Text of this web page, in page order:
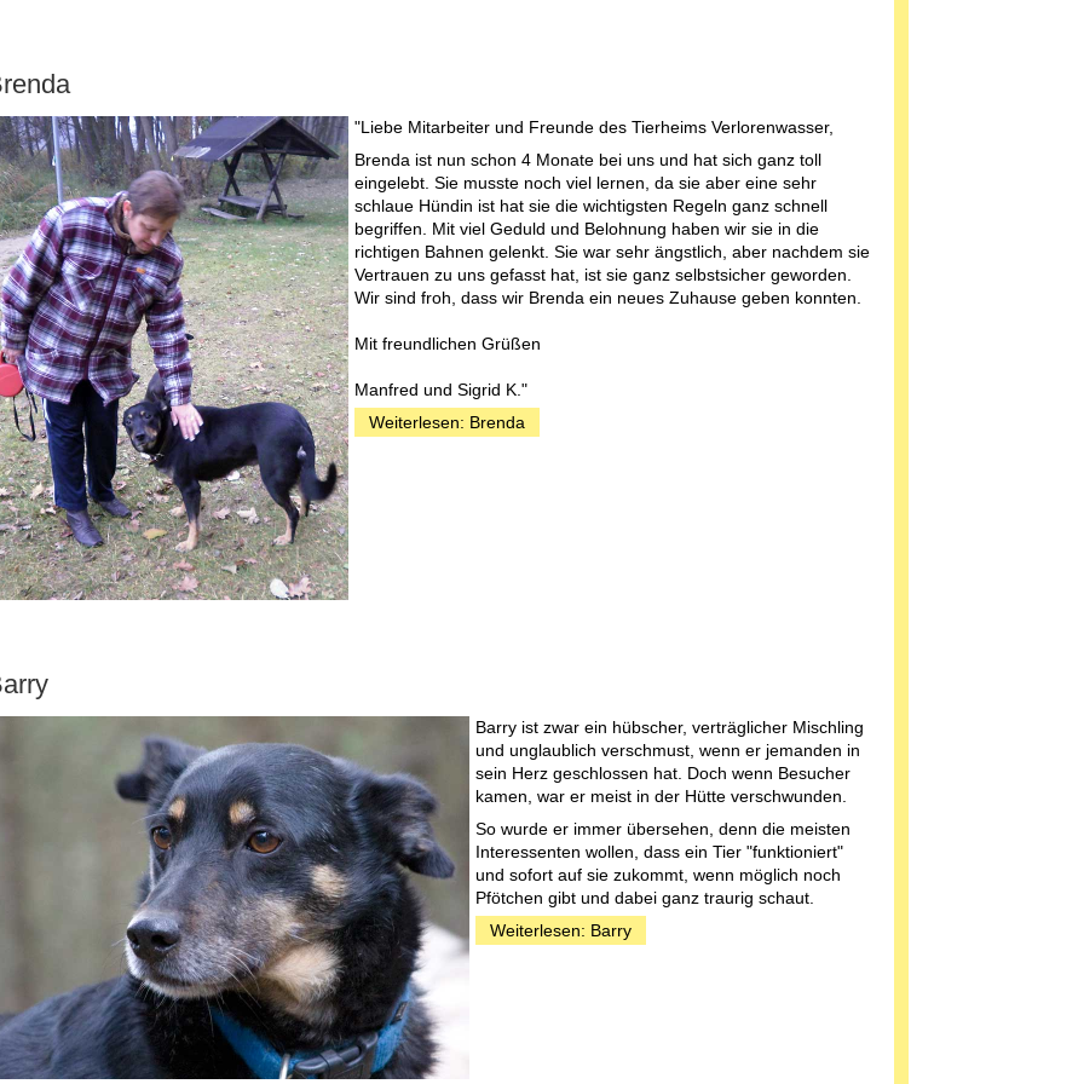
"Liebe Mitarbeiter und Freunde des Tierheims Verlorenwasser,
Brenda ist nun schon 4 Monate bei uns und hat sich ganz toll
eingelebt. Sie musste noch viel lernen, da sie aber eine sehr
schlaue Hündin ist hat sie die wichtigsten Regeln ganz schnell
begriffen. Mit viel Geduld und Belohnung haben wir sie in die
richtigen Bahnen gelenkt. Sie war sehr ängstlich, aber nachdem sie
Vertrauen zu uns gefasst hat, ist sie ganz selbstsicher geworden.
Wir sind froh, dass wir Brenda ein neues Zuhause geben konnten.
Mit freundlichen Grüßen
Manfred und Sigrid K."
Weiterlesen: Brenda
Barry ist zwar ein hübscher, verträglicher Mischling
und unglaublich verschmust, wenn er jemanden in
sein Herz geschlossen hat. Doch wenn Besucher
kamen, war er meist in der Hütte verschwunden.
So wurde er immer übersehen, denn die meisten
Interessenten wollen, dass ein Tier "funktioniert"
und sofort auf sie zukommt, wenn möglich noch
Pfötchen gibt und dabei ganz traurig schaut.
Weiterlesen: Barry